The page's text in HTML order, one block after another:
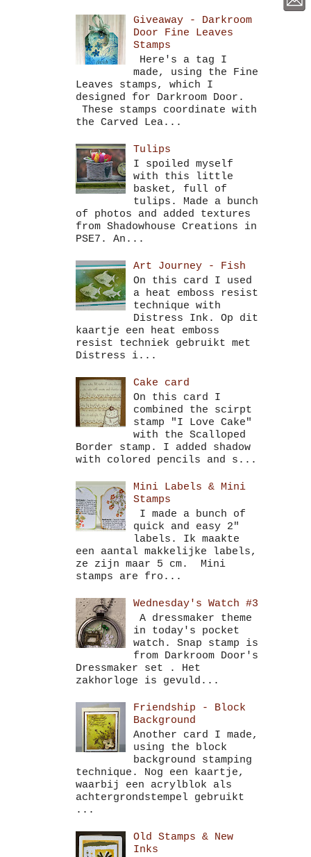
Giveaway - Darkroom
Door Fine Leaves
Stamps
Here's a tag I
made, using the Fine
Leaves stamps, which I
designed for Darkroom Door.
These stamps coordinate with
the Carved Lea...
Tulips
I spoiled myself
with this little
basket, full of
tulips. Made a bunch
of photos and added textures
from Shadowhouse Creations in
PSE7. An...
Art Journey - Fish
On this card I used
a heat emboss resist
technique with
Distress Ink. Op dit
kaartje een heat emboss
resist techniek gebruikt met
Distress i...
Cake card
On this card I
combined the scirpt
stamp "I Love Cake"
with the Scalloped
Border stamp. I added shadow
with colored pencils and s...
Mini Labels & Mini
Stamps
I made a bunch of
quick and easy 2"
labels. Ik maakte
een aantal makkelijke labels,
ze zijn maar 5 cm. Mini
stamps are fro...
Wednesday's Watch #3
A dressmaker theme
in today's pocket
watch. Snap stamp is
from Darkroom Door's
Dressmaker set . Het
zakhorloge is gevuld...
Friendship - Block
Background
Another card I made,
using the block
background stamping
technique. Nog een kaartje,
waarbij een acrylblok als
achtergrondstempel gebruikt
...
Old Stamps & New
Inks